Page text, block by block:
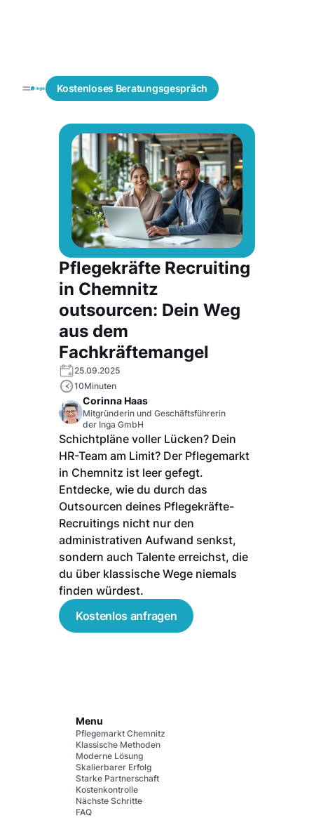
Kostenloses Beratungsgespräch
Blogs
Fachkräfte
finden
Active
Sourcing
Pflegekräfte Recruiting
in Chemnitz
outsourcen: Dein Weg
aus dem
Fachkräftemangel
25.09.2025
10Minuten
Corinna Haas
Mitgründerin und Geschäftsführerin
der Inga GmbH
Schichtpläne voller Lücken? Dein
HR-Team am Limit? Der Pflegemarkt
in Chemnitz ist leer gefegt.
Entdecke, wie du durch das
Outsourcen deines Pflegekräfte-
Recruitings nicht nur den
administrativen Aufwand senkst,
sondern auch Talente erreichst, die
du über klassische Wege niemals
finden würdest.
Kostenlos anfragen
Menu
Pflegemarkt Chemnitz
Klassische Methoden
Moderne Lösung
Skalierbarer Erfolg
Starke Partnerschaft
Kostenkontrolle
Nächste Schritte
FAQ